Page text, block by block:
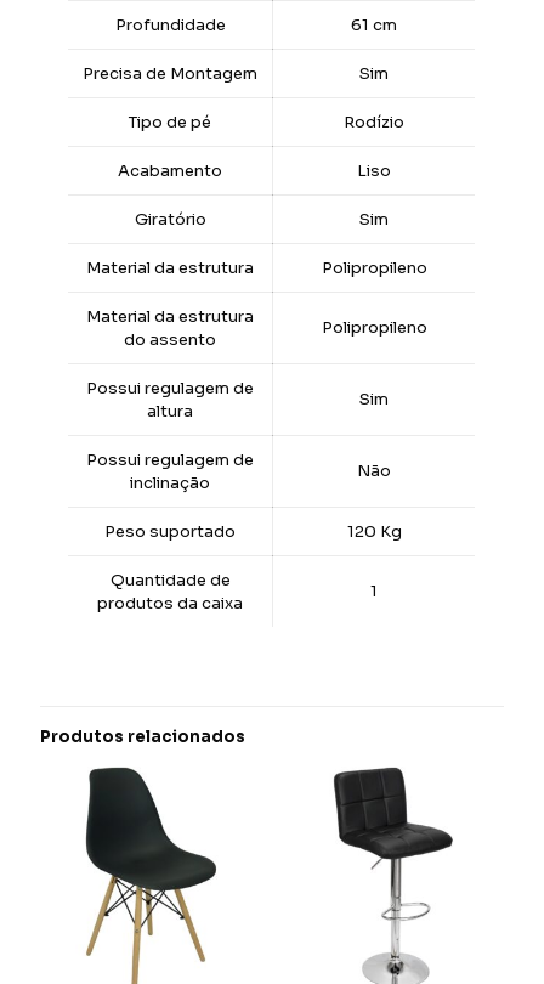
Profundidade 61 cm
Precisa de Montagem Sim
Tipo de pé Rodízio
Acabamento Liso
Giratório Sim
Material da estrutura Polipropileno
Material da estrutura
do assento
Polipropileno
Possui regulagem de
altura
Sim
Possui regulagem de
inclinação
Não
Peso suportado 120 Kg
Quantidade de
produtos da caixa
1
Produtos relacionados